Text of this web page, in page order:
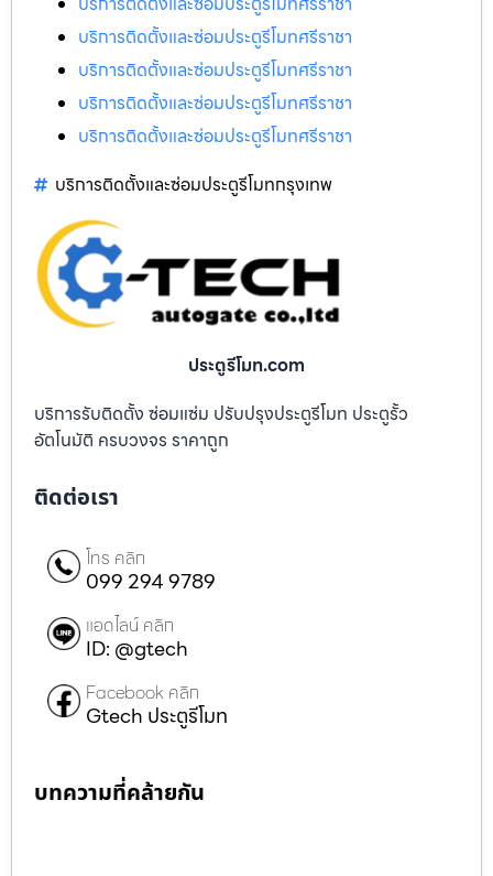
บริการติดตั้งและซ่อมประตูรีโมทศรีราชา
บริการติดตั้งและซ่อมประตูรีโมทศรีราชา
บริการติดตั้งและซ่อมประตูรีโมทศรีราชา
บริการติดตั้งและซ่อมประตูรีโมทศรีราชา
บริการติดตั้งและซ่อมประตูรีโมทกรุงเทพ
ประตูรีโมท.com
บริการรับติดตั้ง ซ่อมแซ่ม ปรับปรุงประตูรีโมท ประตูรั้ว
อัตโนมัติ ครบวงจร ราคาถูก
ติดต่อเรา
โทร คลิก
099 294 9789
แอดไลน์ คลิก
ID: @gtech
Facebook คลิก
Gtech ประตูรีโมท
บทความที่คล้ายกัน